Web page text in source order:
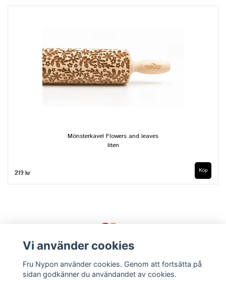
Mönsterkavel Flowers and leaves
liten
219 kr
Vi använder cookies
Fru Nypon använder cookies. Genom att fortsätta på
sidan godkänner du användandet av cookies.